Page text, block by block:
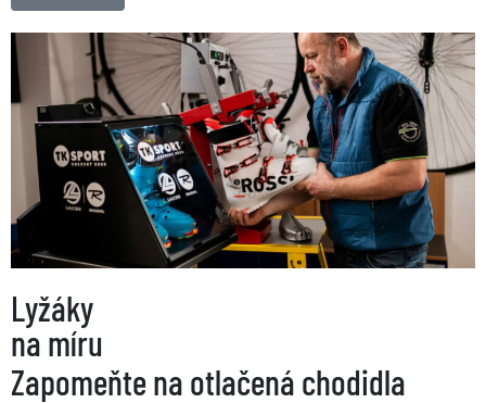
Lyžáky
na míru
Zapomeňte na otlačená chodidla